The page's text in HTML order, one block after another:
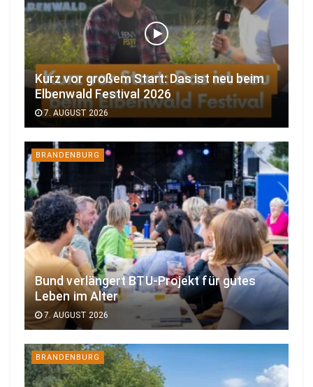
Kurz vor großem Start: Das ist neu beim
Elbenwald Festival 2026
7. AUGUST 2026
BRANDENBURG
Bund verlängert BTU-Projekt für gutes
Leben im Alter
7. AUGUST 2026
BRANDENBURG